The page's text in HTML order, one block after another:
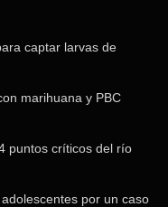
captar larvas de
marihuana y PBC
puntos críticos del río
por un caso